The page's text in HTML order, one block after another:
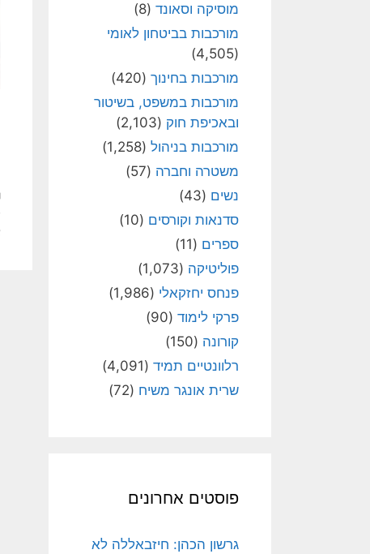
מוסיקה וסאונד (8)
מורכבות בביטחון לאומי
(4,505)
מורכבות בחינוך (420)
מורכבות במשפט, בשיטור
ובאכיפת חוק (2,103)
מורכבות בניהול (1,258)
משטרה וחברה (57)
נשים (43)
סדנאות וקורסים (10)
ספרים (11)
פוליטיקה (1,073)
פנחס יחזקאלי (1,986)
פרקי לימוד (90)
קורונה (150)
רלוונטיים תמיד (4,091)
שרית אונגר משיח (72)
פוסטים אחרונים
גרשון הכהן: חיזבאללה לא